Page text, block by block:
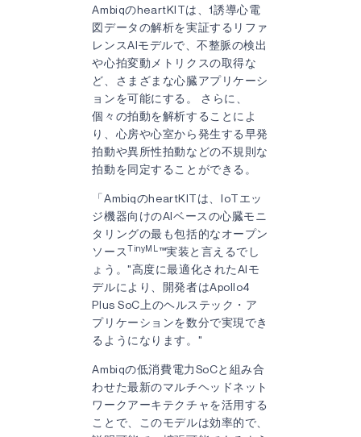
AmbiqのheartKITは、1誘導心電
図データの解析を実証するリファ
レンスAIモデルで、不整脈の検出
や心拍変動メトリクスの取得な
ど、さまざまな心臓アプリケーシ
ョンを可能にする。 さらに、
個々の拍動を解析することによ
り、心房や心室から発生する早発
拍動や異所性拍動などの不規則な
拍動を同定することができる。
「AmbiqのheartKITは、IoTエッ
ジ機器向けのAIベースの心臓モニ
タリングの最も包括的なオープン
ソースTinyML ™実装と言えるでし
ょう。"高度に最適化されたAIモ
デルにより、開発者はApollo4
Plus SoC上のヘルステック・ア
プリケーションを数分で実現でき
るようになります。"
Ambiqの低消費電力SoCと組み合
わせた最新のマルチヘッドネット
ワークアーキテクチャを活用する
ことで、このモデルは効率的で、